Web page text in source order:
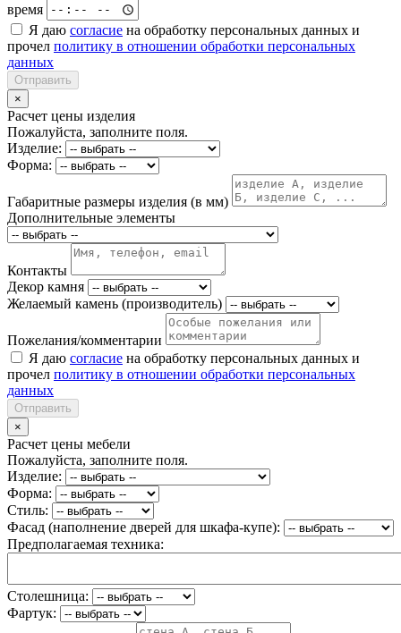
время
Я даю согласие на обработку персональных данных и
прочел политику в отношении обработки персональных
данных
Отправить
×
Расчет цены изделия
Пожалуйста, заполните поля.
Изделие:
Форма:
Габаритные размеры изделия (в мм)
Дополнительные элементы
Контакты
Декор камня
Желаемый камень (производитель)
Пожелания/комментарии
Я даю согласие на обработку персональных данных и
прочел политику в отношении обработки персональных
данных
Отправить
×
Расчет цены мебели
Пожалуйста, заполните поля.
Изделие:
Форма:
Стиль:
Фасад (наполнение дверей для шкафа-купе):
Предполагаемая техника:
Столешница:
Фартук: